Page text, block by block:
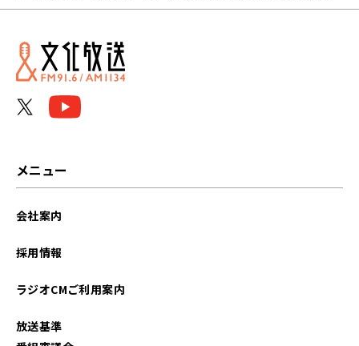
メニュー
会社案内
採用情報
ラジオCMご利用案内
放送基準